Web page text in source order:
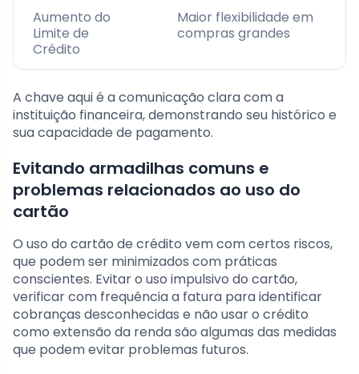
Aumento do
Limite de
Crédito
Maior flexibilidade em
compras grandes
A chave aqui é a comunicação clara com a
instituição financeira, demonstrando seu histórico e
sua capacidade de pagamento.
Evitando armadilhas comuns e
problemas relacionados ao uso do
cartão
O uso do cartão de crédito vem com certos riscos,
que podem ser minimizados com práticas
conscientes. Evitar o uso impulsivo do cartão,
verificar com frequência a fatura para identificar
cobranças desconhecidas e não usar o crédito
como extensão da renda são algumas das medidas
que podem evitar problemas futuros.